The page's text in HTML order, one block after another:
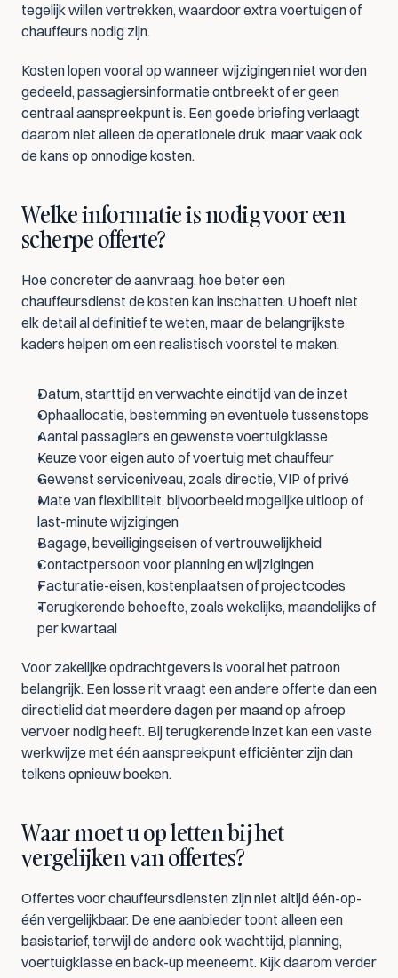
tegelijk willen vertrekken, waardoor extra voertuigen of
chauffeurs nodig zijn.
Kosten lopen vooral op wanneer wijzigingen niet worden
gedeeld, passagiersinformatie ontbreekt of er geen
centraal aanspreekpunt is. Een goede briefing verlaagt
daarom niet alleen de operationele druk, maar vaak ook
de kans op onnodige kosten.
Welke informatie is nodig voor een
scherpe offerte?
Hoe concreter de aanvraag, hoe beter een
chauffeursdienst de kosten kan inschatten. U hoeft niet
elk detail al definitief te weten, maar de belangrijkste
kaders helpen om een realistisch voorstel te maken.
Datum, starttijd en verwachte eindtijd van de inzet
Ophaallocatie, bestemming en eventuele tussenstops
Aantal passagiers en gewenste voertuigklasse
Keuze voor eigen auto of voertuig met chauffeur
Gewenst serviceniveau, zoals directie, VIP of privé
Mate van flexibiliteit, bijvoorbeeld mogelijke uitloop of
last-minute wijzigingen
Bagage, beveiligingseisen of vertrouwelijkheid
Contactpersoon voor planning en wijzigingen
Facturatie-eisen, kostenplaatsen of projectcodes
Terugkerende behoefte, zoals wekelijks, maandelijks of
per kwartaal
Voor zakelijke opdrachtgevers is vooral het patroon
belangrijk. Een losse rit vraagt een andere offerte dan een
directielid dat meerdere dagen per maand op afroep
vervoer nodig heeft. Bij terugkerende inzet kan een vaste
werkwijze met één aanspreekpunt efficiënter zijn dan
telkens opnieuw boeken.
Waar moet u op letten bij het
vergelijken van offertes?
Offertes voor chauffeursdiensten zijn niet altijd één-op-
één vergelijkbaar. De ene aanbieder toont alleen een
basistarief, terwijl de andere ook wachttijd, planning,
voertuigklasse en back-up meeneemt. Kijk daarom verder